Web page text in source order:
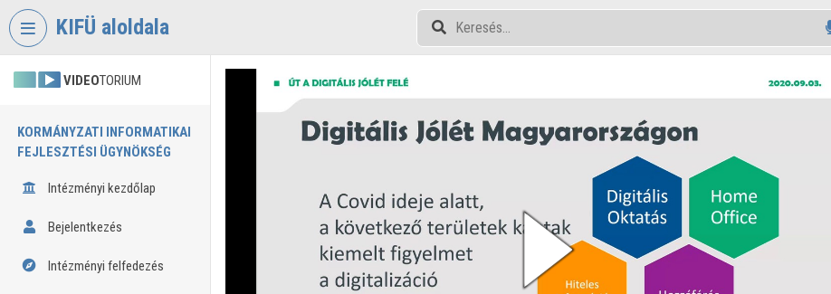
Fejléc kihagyása
KIFÜ aloldala
VIDEOTORIUM
KORMÁNYZATI INFORMATIKAI
FEJLESZTÉSI ÜGYNÖKSÉG
Intézményi kezdőlap
Bejelentkezés
Intézményi felfedezés